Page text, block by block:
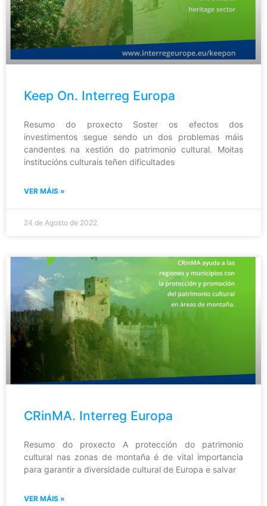
Keep On. Interreg Europa
Resumo do proxecto Soster os efectos dos
investimentos segue sendo un dos problemas máis
candentes na xestión do patrimonio cultural. Moitas
institucións culturais teñen dificultades
VER MÁIS »
24 de Agosto de 2022
CRinMA. Interreg Europa
Resumo do proxecto A protección do patrimonio
cultural nas zonas de montaña é de vital importancia
para garantir a diversidade cultural de Europa e salvar
VER MÁIS »